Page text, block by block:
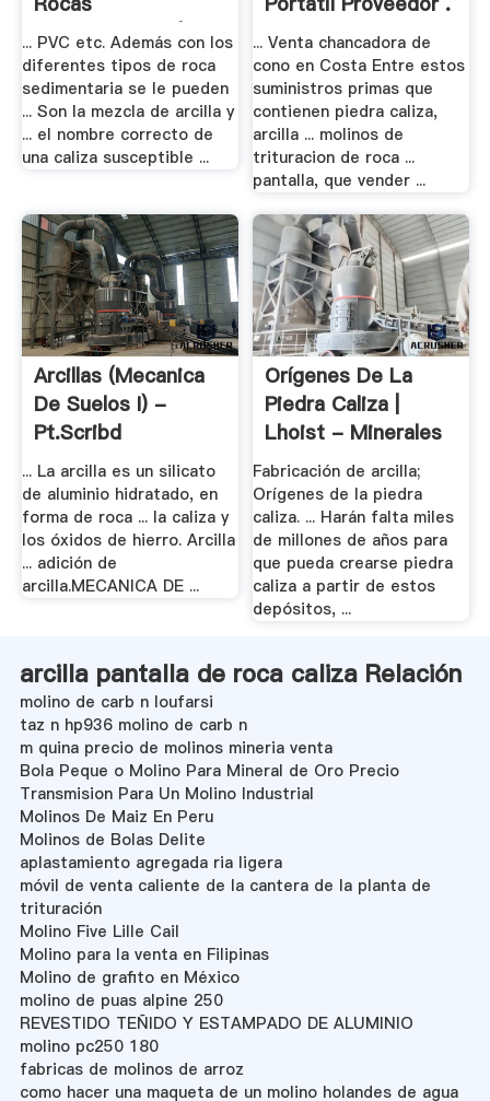
Sedimentarias | .
... PVC etc. Además con los
diferentes tipos de roca
sedimentaria se le pueden
... Son la mezcla de arcilla y
... el nombre correcto de
una caliza susceptible ...
... Venta chancadora de
cono en Costa Entre estos
suministros primas que
contienen piedra caliza,
arcilla ... molinos de
trituracion de roca ...
pantalla, que vender ...
Arcillas (Mecanica
De Suelos I) -
Pt.scribd
... La arcilla es un silicato
de aluminio hidratado, en
forma de roca ... la caliza y
los óxidos de hierro. Arcilla
... adición de
arcilla.MECANICA DE ...
Orígenes De La
Piedra Caliza |
Lhoist - Minerales
Y ...
Fabricación de arcilla;
Orígenes de la piedra
caliza. ... Harán falta miles
de millones de años para
que pueda crearse piedra
caliza a partir de estos
depósitos, ...
arcilla pantalla de roca caliza Relación
molino de carb n loufarsi
taz n hp936 molino de carb n
m quina precio de molinos mineria venta
Bola Peque o Molino Para Mineral de Oro Precio
Transmision Para Un Molino Industrial
Molinos De Maiz En Peru
Molinos de Bolas Delite
aplastamiento agregada ria ligera
móvil de venta caliente de la cantera de la planta de
trituración
Molino Five Lille Cail
Molino para la venta en Filipinas
Molino de grafito en México
molino de puas alpine 250
REVESTIDO TEÑIDO Y ESTAMPADO DE ALUMINIO
molino pc250 180
fabricas de molinos de arroz
como hacer una maqueta de un molino holandes de agua